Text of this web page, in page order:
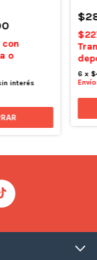
con
o
interés
6 x